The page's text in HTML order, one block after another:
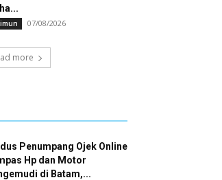
07/08/2026
more
Penumpang Ojek Online
Hp dan Motor
di Batam,...